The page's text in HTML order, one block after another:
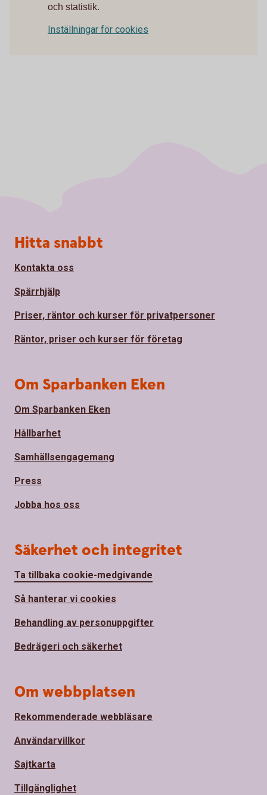
och statistik.
Inställningar för cookies
Sidfot
Hitta snabbt
Kontakta oss
Spärrhjälp
Priser, räntor och kurser för privatpersoner
Räntor, priser och kurser för företag
Om Sparbanken Eken
Om Sparbanken Eken
Hållbarhet
Samhällsengagemang
Press
Jobba hos oss
Säkerhet och integritet
Ta tillbaka cookie-medgivande
Så hanterar vi cookies
Behandling av personuppgifter
Bedrägeri och säkerhet
Om webbplatsen
Rekommenderade webbläsare
Användarvillkor
Sajtkarta
Tillgänglighet